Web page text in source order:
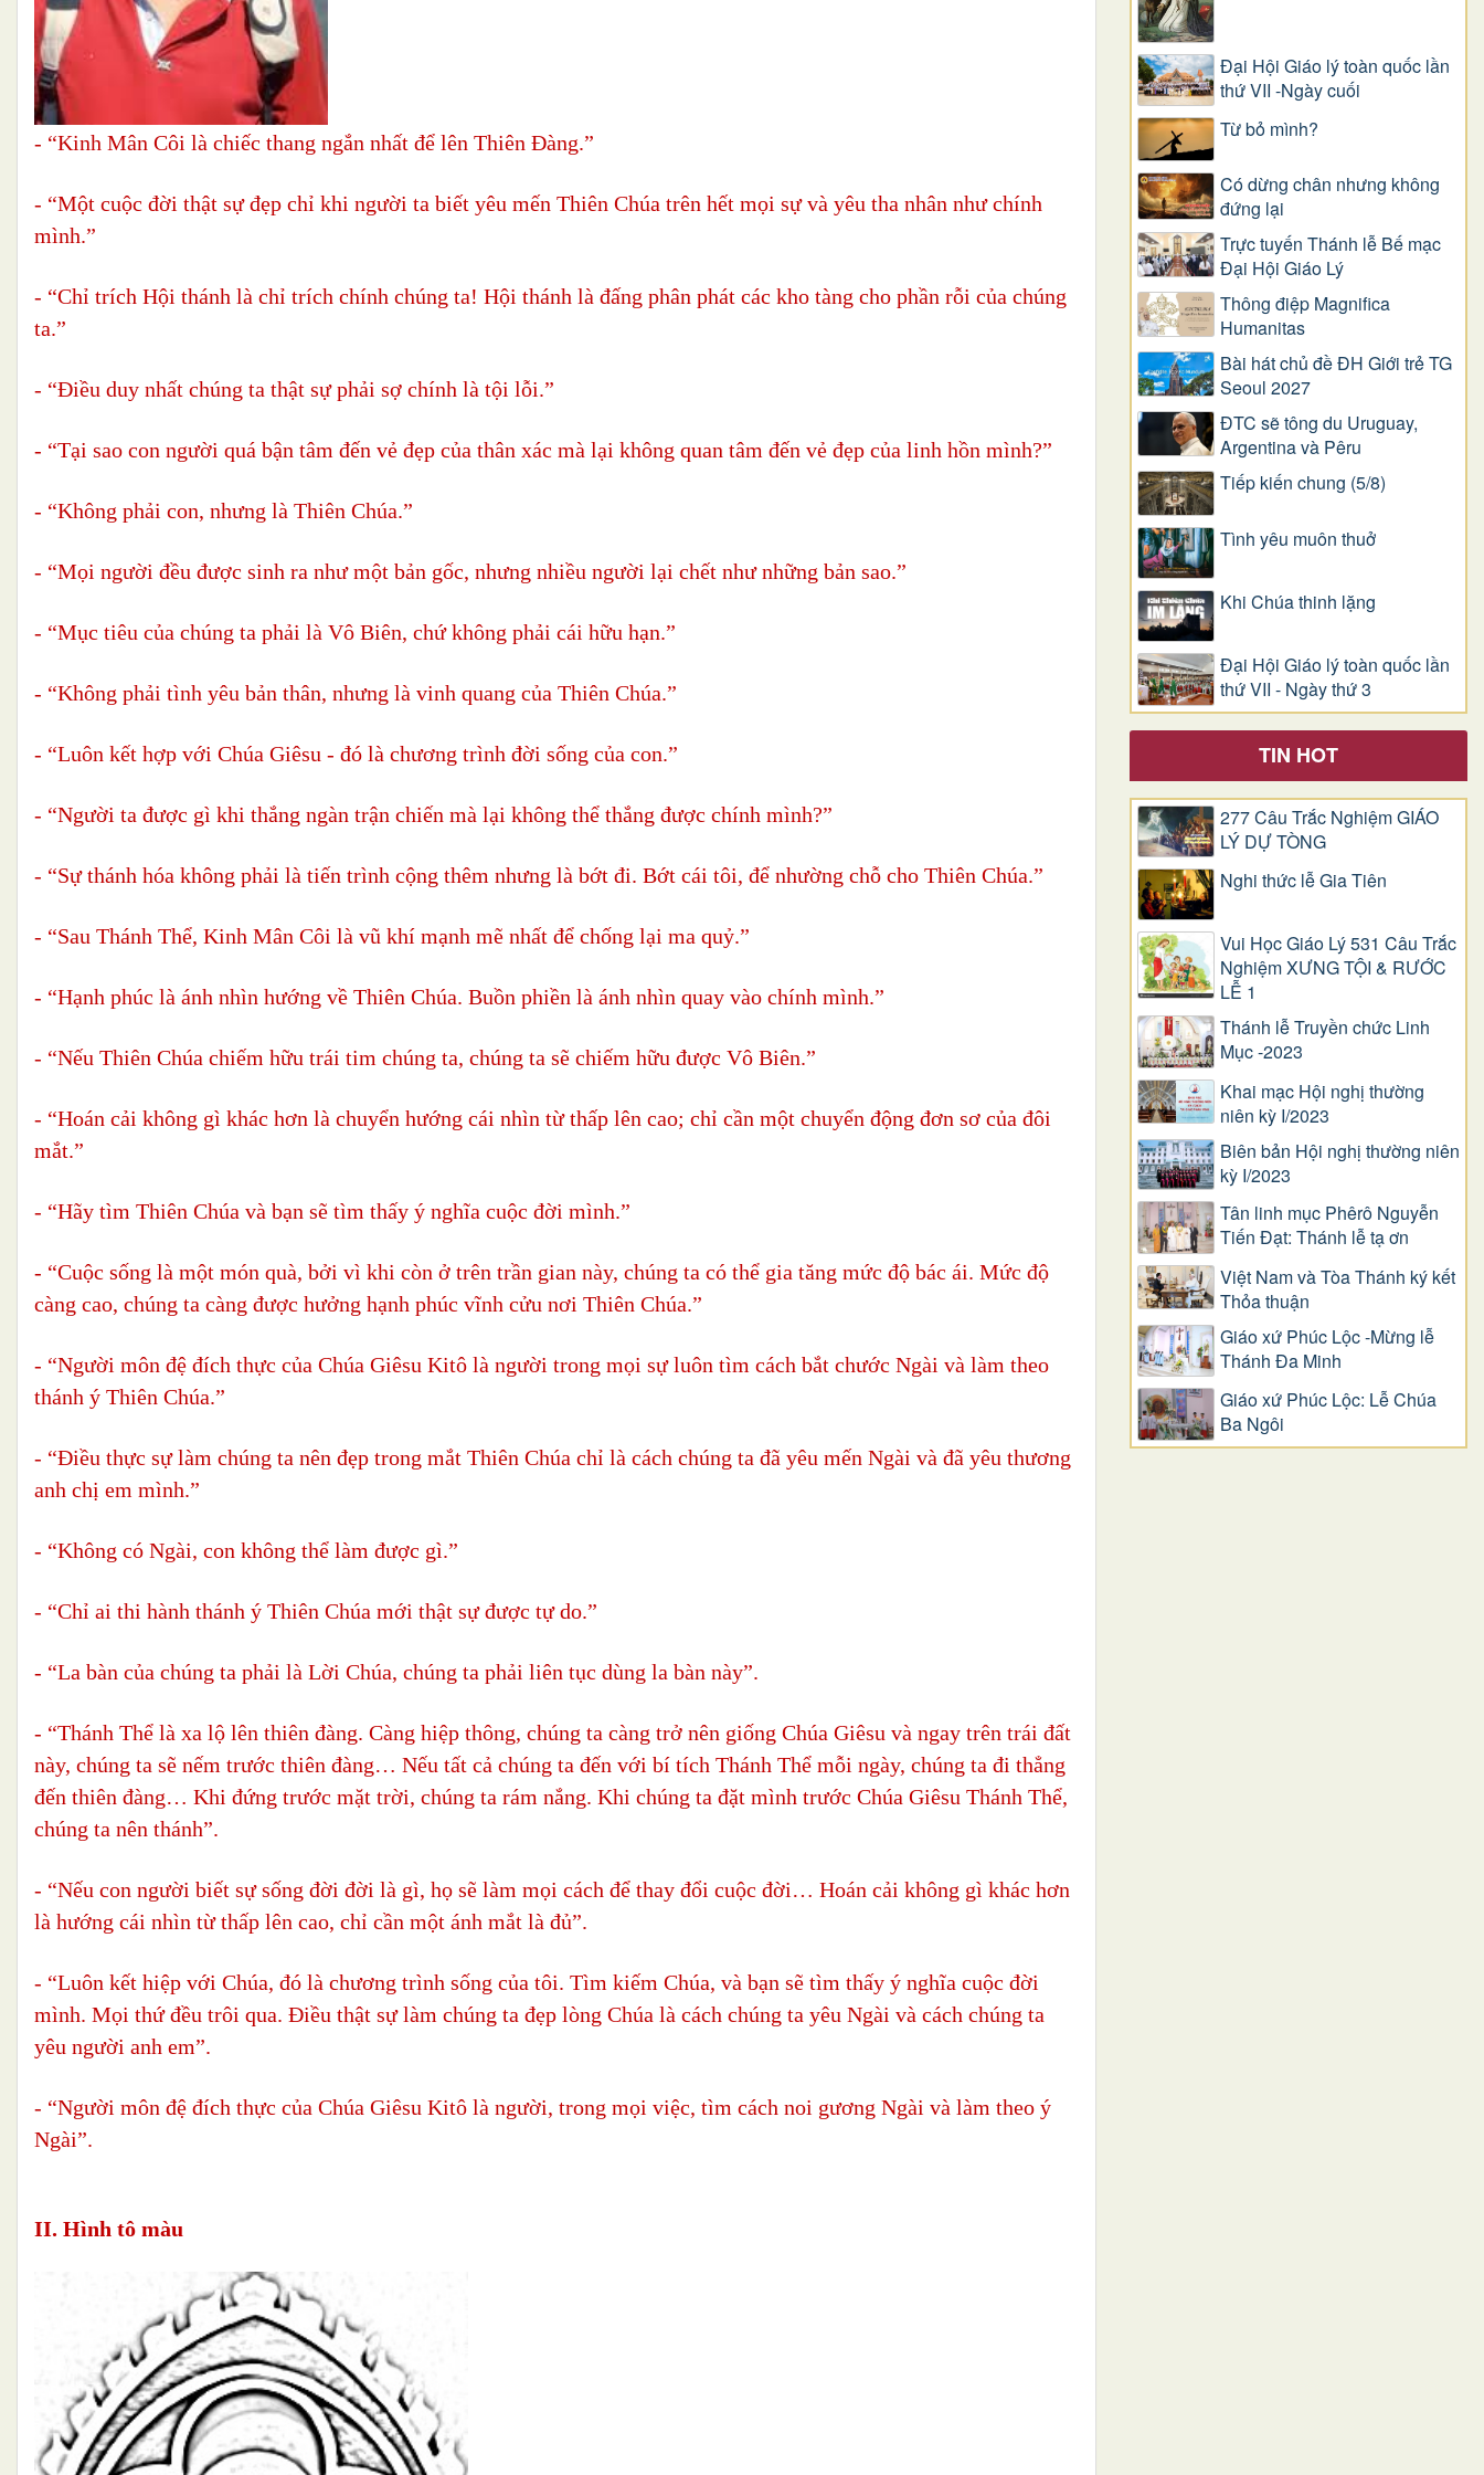
- “Kinh Mân Côi là chiếc thang ngắn nhất để lên Thiên Đàng.”
- “Một cuộc đời thật sự đẹp chỉ khi người ta biết yêu mến Thiên Chúa trên hết mọi sự và yêu tha nhân như chính
mình.”
- “Chỉ trích Hội thánh là chỉ trích chính chúng ta! Hội thánh là đấng phân phát các kho tàng cho phần rỗi của chúng
ta.”
- “Điều duy nhất chúng ta thật sự phải sợ chính là tội lỗi.”
- “Tại sao con người quá bận tâm đến vẻ đẹp của thân xác mà lại không quan tâm đến vẻ đẹp của linh hồn mình?”
- “Không phải con, nhưng là Thiên Chúa.”
- “Mọi người đều được sinh ra như một bản gốc, nhưng nhiều người lại chết như những bản sao.”
- “Mục tiêu của chúng ta phải là Vô Biên, chứ không phải cái hữu hạn.”
- “Không phải tình yêu bản thân, nhưng là vinh quang của Thiên Chúa.”
- “Luôn kết hợp với Chúa Giêsu - đó là chương trình đời sống của con.”
- “Người ta được gì khi thắng ngàn trận chiến mà lại không thể thắng được chính mình?”
- “Sự thánh hóa không phải là tiến trình cộng thêm nhưng là bớt đi. Bớt cái tôi, để nhường chỗ cho Thiên Chúa.”
- “Sau Thánh Thể, Kinh Mân Côi là vũ khí mạnh mẽ nhất để chống lại ma quỷ.”
- “Hạnh phúc là ánh nhìn hướng về Thiên Chúa. Buồn phiền là ánh nhìn quay vào chính mình.”
- “Nếu Thiên Chúa chiếm hữu trái tim chúng ta, chúng ta sẽ chiếm hữu được Vô Biên.”
- “Hoán cải không gì khác hơn là chuyển hướng cái nhìn từ thấp lên cao; chỉ cần một chuyển động đơn sơ của đôi
mắt.”
- “Hãy tìm Thiên Chúa và bạn sẽ tìm thấy ý nghĩa cuộc đời mình.”
- “Cuộc sống là một món quà, bởi vì khi còn ở trên trần gian này, chúng ta có thể gia tăng mức độ bác ái. Mức độ
càng cao, chúng ta càng được hưởng hạnh phúc vĩnh cửu nơi Thiên Chúa.”
- “Người môn đệ đích thực của Chúa Giêsu Kitô là người trong mọi sự luôn tìm cách bắt chước Ngài và làm theo
thánh ý Thiên Chúa.”
- “Điều thực sự làm chúng ta nên đẹp trong mắt Thiên Chúa chỉ là cách chúng ta đã yêu mến Ngài và đã yêu thương
anh chị em mình.”
- “Không có Ngài, con không thể làm được gì.”
- “Chỉ ai thi hành thánh ý Thiên Chúa mới thật sự được tự do.”
- “La bàn của chúng ta phải là Lời Chúa, chúng ta phải liên tục dùng la bàn này”.
- “Thánh Thể là xa lộ lên thiên đàng. Càng hiệp thông, chúng ta càng trở nên giống Chúa Giêsu và ngay trên trái đất
này, chúng ta sẽ nếm trước thiên đàng… Nếu tất cả chúng ta đến với bí tích Thánh Thể mỗi ngày, chúng ta đi thẳng
đến thiên đàng… Khi đứng trước mặt trời, chúng ta rám nắng. Khi chúng ta đặt mình trước Chúa Giêsu Thánh Thể,
chúng ta nên thánh”.
- “Nếu con người biết sự sống đời đời là gì, họ sẽ làm mọi cách để thay đổi cuộc đời… Hoán cải không gì khác hơn
là hướng cái nhìn từ thấp lên cao, chỉ cần một ánh mắt là đủ”.
- “Luôn kết hiệp với Chúa, đó là chương trình sống của tôi. Tìm kiếm Chúa, và bạn sẽ tìm thấy ý nghĩa cuộc đời
mình. Mọi thứ đều trôi qua. Điều thật sự làm chúng ta đẹp lòng Chúa là cách chúng ta yêu Ngài và cách chúng ta
yêu người anh em”.
- “Người môn đệ đích thực của Chúa Giêsu Kitô là người, trong mọi việc, tìm cách noi gương Ngài và làm theo ý
Ngài”.
II. Hình tô màu
Đại Hội Giáo lý toàn quốc lần
thứ VII -Ngày cuối
Từ bỏ mình?
Có dừng chân nhưng không
đứng lại
Trực tuyến Thánh lễ Bế mạc
Đại Hội Giáo Lý
Thông điệp Magnifica
Humanitas
Bài hát chủ đề ĐH Giới trẻ TG
Seoul 2027
ĐTC sẽ tông du Uruguay,
Argentina và Pêru
Tiếp kiến chung (5/8)
Tình yêu muôn thuở
Khi Chúa thinh lặng
Đại Hội Giáo lý toàn quốc lần
thứ VII - Ngày thứ 3
TIN HOT
277 Câu Trắc Nghiệm GIÁO
LÝ DỰ TÒNG
Nghi thức lễ Gia Tiên
Vui Học Giáo Lý 531 Câu Trắc
Nghiệm XƯNG TỘI & RƯỚC
LỄ 1
Thánh lễ Truyền chức Linh
Mục -2023
Khai mạc Hội nghị thường
niên kỳ I/2023
Biên bản Hội nghị thường niên
kỳ I/2023
Tân linh mục Phêrô Nguyễn
Tiến Đạt: Thánh lễ tạ ơn
Việt Nam và Tòa Thánh ký kết
Thỏa thuận
Giáo xứ Phúc Lộc -Mừng lễ
Thánh Đa Minh
Giáo xứ Phúc Lộc: Lễ Chúa
Ba Ngôi